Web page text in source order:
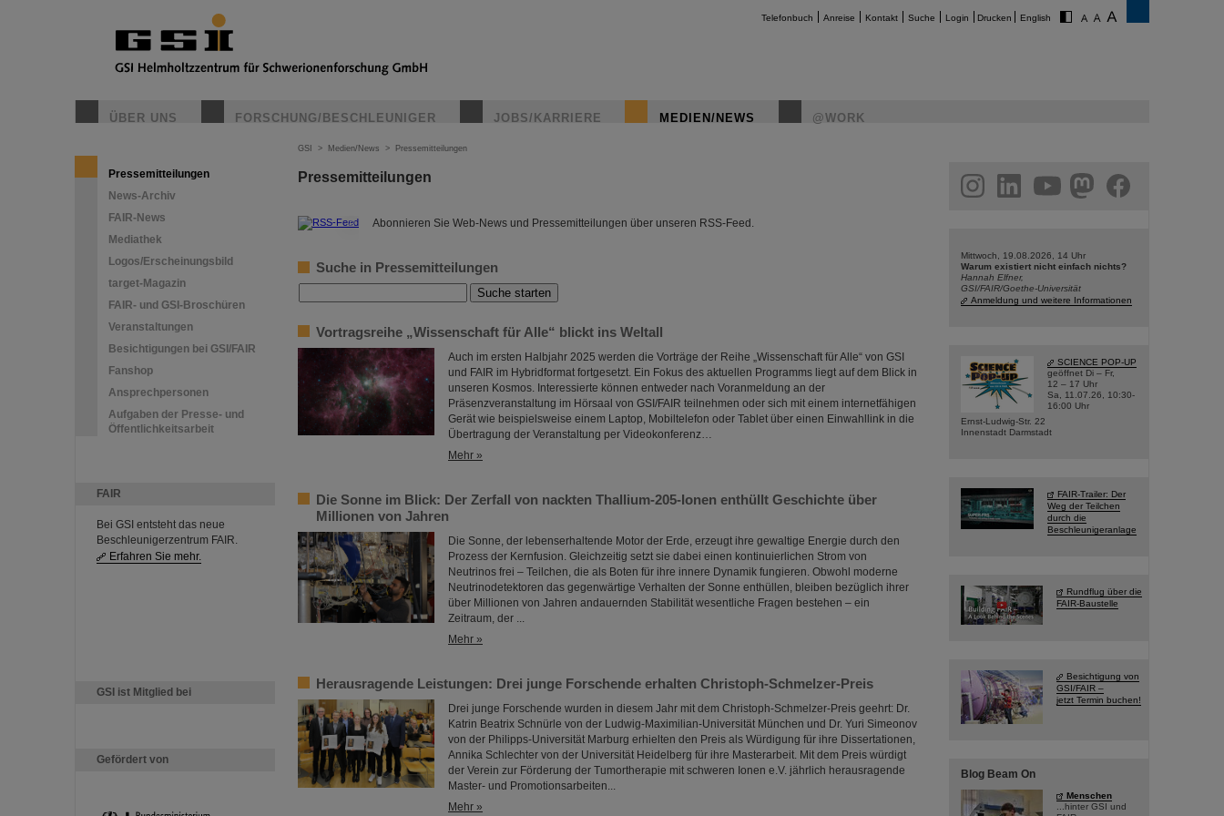
Telefonbuch Anreise Kontakt Suche Login Drucken English
ÜBER UNS FORSCHUNG/BESCHLEUNIGER JOBS/KARRIERE MEDIEN/NEWS @WORK
Pressemitteilungen
News-Archiv
FAIR-News
Mediathek
Logos/Erscheinungsbild
target-Magazin
FAIR- und GSI-Broschüren
Veranstaltungen
Besichtigungen bei GSI/FAIR
Fanshop
Ansprechpersonen
Aufgaben der Presse- und
Öffentlichkeitsarbeit
FAIR
Bei GSI entsteht das neue
Beschleunigerzentrum FAIR.
Erfahren Sie mehr.
GSI ist Mitglied bei
Gefördert von
GSI > Medien/News > Pressemitteilungen
Pressemitteilungen
© Abonnieren Sie Web-News und Pressemitteilungen über unseren RSS-Feed.
Suche in Pressemitteilungen
Vortragsreihe „Wissenschaft für Alle“ blickt ins Weltall
Auch im ersten Halbjahr 2025 werden die Vorträge der Reihe „Wissenschaft für Alle“ von GSI
und FAIR im Hybridformat fortgesetzt. Ein Fokus des aktuellen Programms liegt auf dem Blick in
unseren Kosmos. Interessierte können entweder nach Voranmeldung an der
Präsenzveranstaltung im Hörsaal von GSI/FAIR teilnehmen oder sich mit einem internetfähigen
Gerät wie beispielsweise einem Laptop, Mobiltelefon oder Tablet über einen Einwahllink in die
Übertragung der Veranstaltung per Videokonferenz…
Mehr »
Die Sonne im Blick: Der Zerfall von nackten Thallium-205-Ionen enthüllt Geschichte über
Millionen von Jahren
Die Sonne, der lebenserhaltende Motor der Erde, erzeugt ihre gewaltige Energie durch den
Prozess der Kernfusion. Gleichzeitig setzt sie dabei einen kontinuierlichen Strom von
Neutrinos frei – Teilchen, die als Boten für ihre innere Dynamik fungieren. Obwohl moderne
Neutrinodetektoren das gegenwärtige Verhalten der Sonne enthüllen, bleiben bezüglich ihrer
über Millionen von Jahren andauernden Stabilität wesentliche Fragen bestehen – ein
Zeitraum, der ...
Mehr »
Herausragende Leistungen: Drei junge Forschende erhalten Christoph-Schmelzer-Preis
Drei junge Forschende wurden in diesem Jahr mit dem Christoph-Schmelzer-Preis geehrt: Dr.
Katrin Beatrix Schnürle von der Ludwig-Maximilian-Universität München und Dr. Yuri Simeonov
von der Philipps-Universität Marburg erhielten den Preis als Würdigung für ihre Dissertationen,
Annika Schlechter von der Universität Heidelberg für ihre Masterarbeit. Mit dem Preis würdigt
der Verein zur Förderung der Tumortherapie mit schweren Ionen e.V. jährlich herausragende
Master- und Promotionsarbeiten...
Mehr »
facebook
Mittwoch, 19.08.2026, 14 Uhr
Warum existiert nicht einfach nichts?
Hannah Elfner,
GSI/FAIR/Goethe-Universität
Anmeldung und weitere Informationen
SCIENCE POP-UP
geöffnet Di – Fr,
12 – 17 Uhr
Sa, 11.07.26, 10:30-
16:00 Uhr
Ernst-Ludwig-Str. 22
Innenstadt Darmstadt
FAIR-Trailer: Der
Weg der Teilchen
durch die
Beschleunigeranlage
Rundflug über die
FAIR-Baustelle
Besichtigung von
GSI/FAIR –
jetzt Termin buchen!
Blog Beam On
Menschen
...hinter GSI und